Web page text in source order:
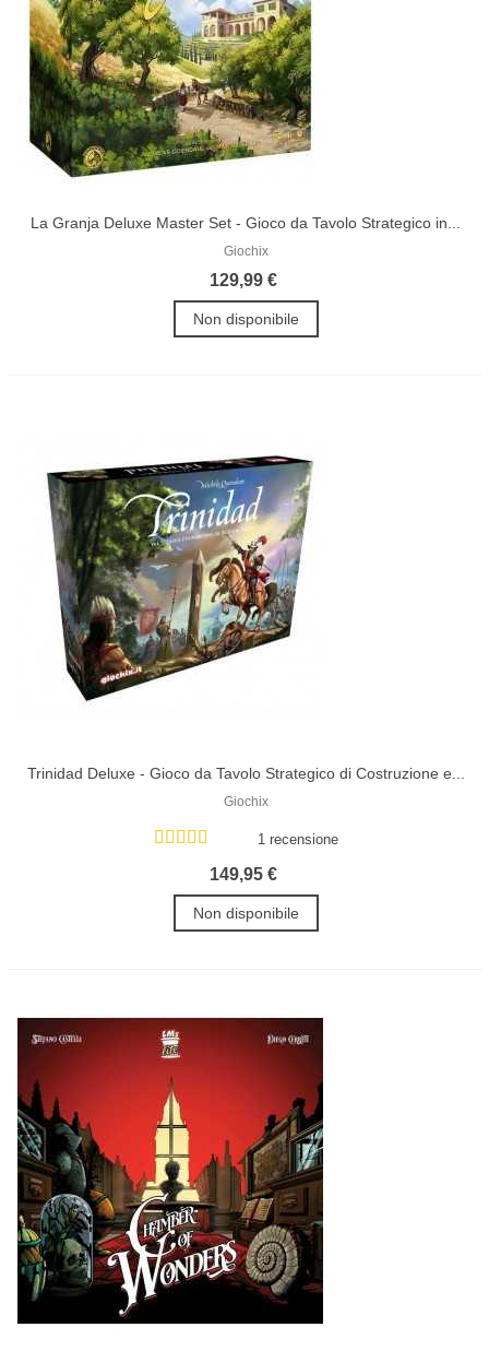
La Granja Deluxe Master Set - Gioco da Tavolo Strategico in...
Giochix
129,99 €
Non disponibile
Trinidad Deluxe - Gioco da Tavolo Strategico di Costruzione e...
Giochix
1 recensione
149,95 €
Non disponibile